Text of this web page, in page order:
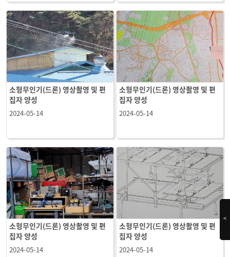
소형무인기(드론) 영상촬영 및 편
집자 양성
2024-05-14
소형무인기(드론) 영상촬영 및 편
집자 양성
2024-05-14
소형무인기(드론) 영상촬영 및 편
집자 양성
2024-05-14
소형무인기(드론) 영상촬영 및 편
집자 양성
2024-05-14
<